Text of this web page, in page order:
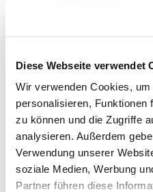
Diese Webseite verwendet
Wir verwenden Cookies,
personalisieren, Funktionen
zu können und die Zugriffe
analysieren. Außerdem
Verwendung unserer
soziale Medien, Werbung
Partner führen diese
Filter search results
Barrier-free search
Tips for the job portal
The directory
About the Hospital
Representation of
The DKG
The DKTIG
Job Portal
Contact